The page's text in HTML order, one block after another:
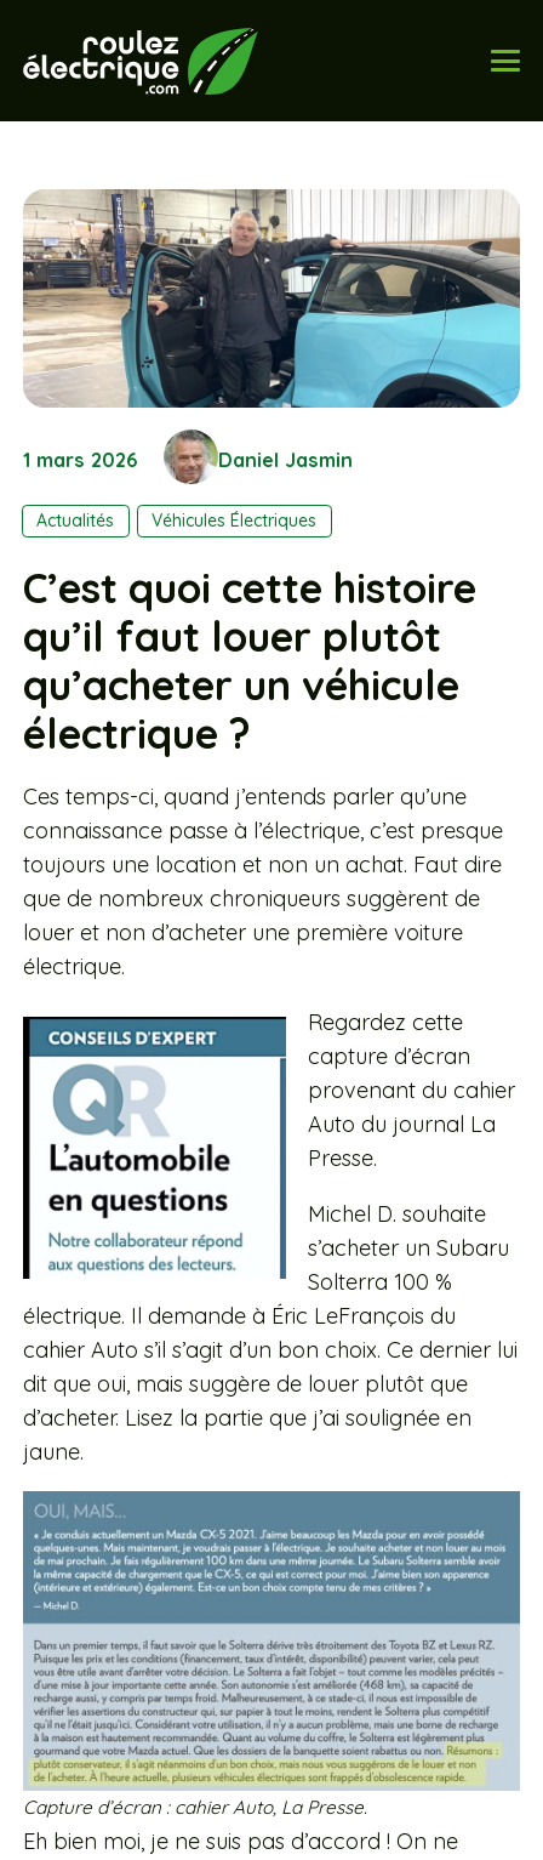
1 mars 2026 Daniel Jasmin
Actualités Véhicules Électriques
C’est quoi cette histoire
qu’il faut louer plutôt
qu’acheter un véhicule
électrique ?
Ces temps-ci, quand j’entends parler qu’une
connaissance passe à l’électrique, c’est presque
toujours une location et non un achat. Faut dire
que de nombreux chroniqueurs suggèrent de
louer et non d’acheter une première voiture
électrique.
Regardez cette
capture d’écran
provenant du cahier
Auto du journal La
Presse.
Michel D. souhaite
s’acheter un Subaru
Solterra 100 %
électrique. Il demande à Éric LeFrançois du
cahier Auto s’il s’agit d’un bon choix. Ce dernier lui
dit que oui, mais suggère de louer plutôt que
d’acheter. Lisez la partie que j’ai soulignée en
jaune.
Capture d’écran : cahier Auto, La Presse.
Eh bien moi, je ne suis pas d’accord ! On ne